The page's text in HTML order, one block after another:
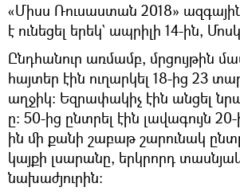
«Միսս Ռուսաստան 2018»
է ունեցել երեկ` ապրիլի 14-ին,
Ընդհանուր առմամբ, մրցույթին
հայտեր էին ուղարկել 18-ից 23
աղջիկ։ Եզրափակիչ էին անցել
ը։ 50-ից ընտրել էին լավագույն
ին մի քանի շաբաթ շարունակ
կայքի լսարանը, երկրորդ
նախաժյուրին։